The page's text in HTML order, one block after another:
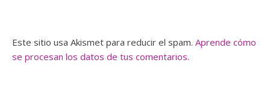
Este sitio usa Akismet para reducir el spam. Aprende cómo
se procesan los datos de tus comentarios.